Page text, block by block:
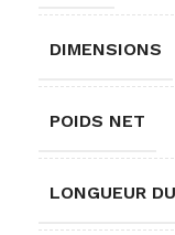
DIMENSIONS
POIDS NET
LONGUEUR